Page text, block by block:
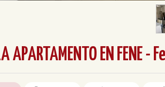
APARTAMENTO EN FENE -